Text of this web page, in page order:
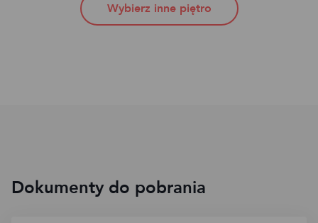
Wybierz inne piętro
Dokumenty do pobrania